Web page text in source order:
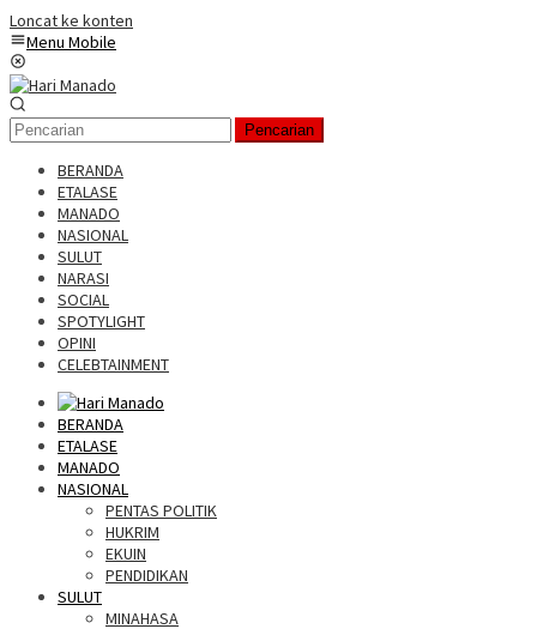
Loncat ke konten
Menu Mobile
Pencarian
BERANDA
ETALASE
MANADO
NASIONAL
SULUT
NARASI
SOCIAL
SPOTYLIGHT
OPINI
CELEBTAINMENT
BERANDA
ETALASE
MANADO
NASIONAL
PENTAS POLITIK
HUKRIM
EKUIN
PENDIDIKAN
SULUT
MINAHASA